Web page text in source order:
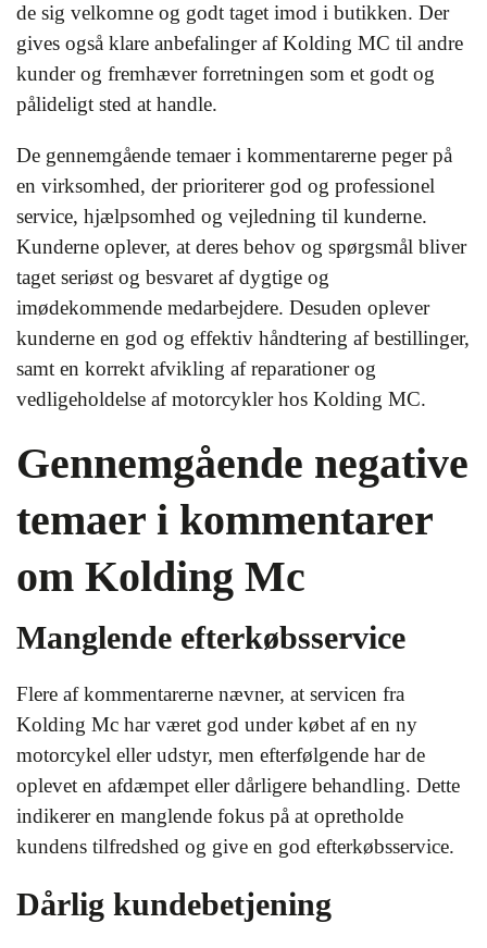
de sig velkomne og godt taget imod i butikken. Der
gives også klare anbefalinger af Kolding MC til andre
kunder og fremhæver forretningen som et godt og
pålideligt sted at handle.
De gennemgående temaer i kommentarerne peger på
en virksomhed, der prioriterer god og professionel
service, hjælpsomhed og vejledning til kunderne.
Kunderne oplever, at deres behov og spørgsmål bliver
taget seriøst og besvaret af dygtige og
imødekommende medarbejdere. Desuden oplever
kunderne en god og effektiv håndtering af bestillinger,
samt en korrekt afvikling af reparationer og
vedligeholdelse af motorcykler hos Kolding MC.
Gennemgående negative
temaer i kommentarer
om Kolding Mc
Manglende efterkøbsservice
Flere af kommentarerne nævner, at servicen fra
Kolding Mc har været god under købet af en ny
motorcykel eller udstyr, men efterfølgende har de
oplevet en afdæmpet eller dårligere behandling. Dette
indikerer en manglende fokus på at opretholde
kundens tilfredshed og give en god efterkøbsservice.
Dårlig kundebetjening